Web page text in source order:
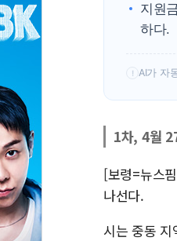
지원
하다.
! AI가 자
1차, 4월
[보령=뉴스
나선다.
시는 중동